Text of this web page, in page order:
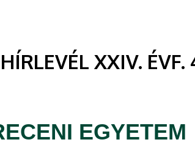
XXIV.
EGYETEM